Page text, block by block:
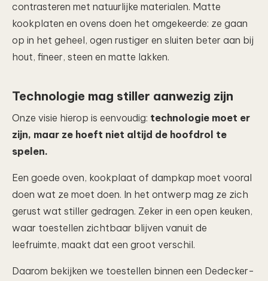
contrasteren met natuurlijke materialen. Matte
kookplaten en ovens doen het omgekeerde: ze gaan
op in het geheel, ogen rustiger en sluiten beter aan bij
hout, fineer, steen en matte lakken.
Technologie mag stiller aanwezig zijn
Onze visie hierop is eenvoudig: technologie moet er
zijn, maar ze hoeft niet altijd de hoofdrol te
spelen.
Een goede oven, kookplaat of dampkap moet vooral
doen wat ze moet doen. In het ontwerp mag ze zich
gerust wat stiller gedragen. Zeker in een open keuken,
waar toestellen zichtbaar blijven vanuit de
leefruimte, maakt dat een groot verschil.
Daarom bekijken we toestellen binnen een Dedecker-